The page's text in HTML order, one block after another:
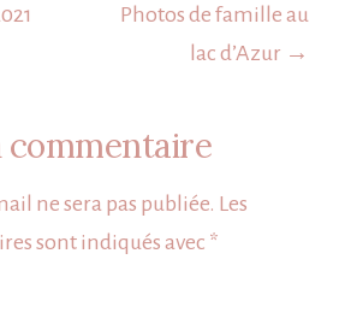
Photos de famille au
lac d’Azur →
commentaire
ne sera pas publiée. Les
sont indiqués avec *